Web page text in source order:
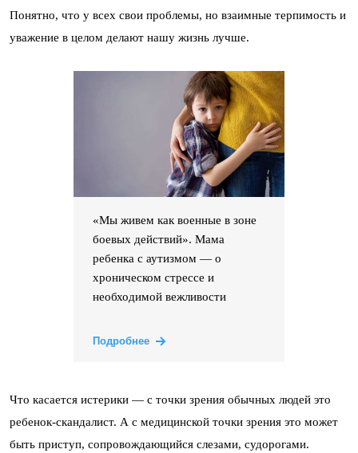
Понятно, что у всех свои проблемы, но взаимные терпимость и
уважение в целом делают нашу жизнь лучше.
«Мы живем как военные в зоне
боевых действий». Мама
ребенка с аутизмом — о
хроническом стрессе и
необходимой вежливости
Подробнее
Что касается истерики — с точки зрения обычных людей это
ребенок-скандалист. А с медицинской точки зрения это может
быть приступ, сопровождающийся слезами, судорогами.